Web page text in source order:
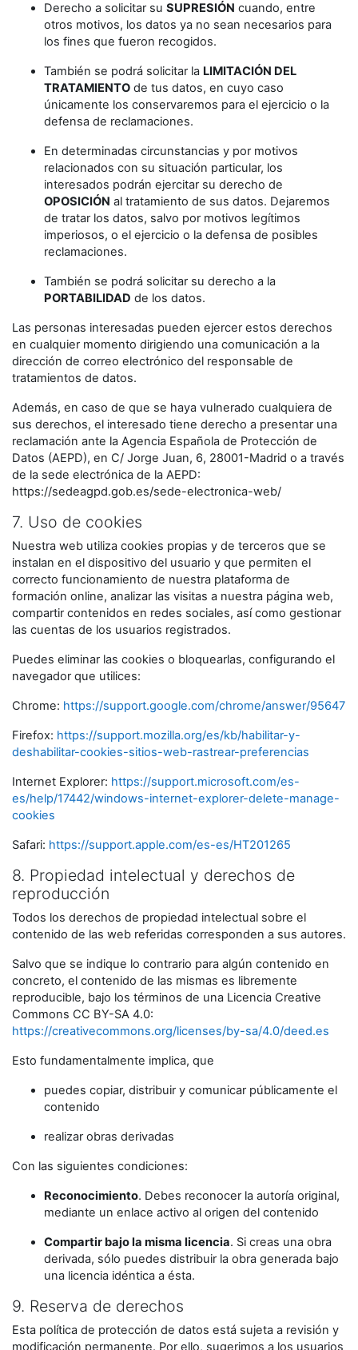
Derecho a solicitar su SUPRESIÓN cuando, entre
otros motivos, los datos ya no sean necesarios para
los fines que fueron recogidos.
También se podrá solicitar la LIMITACIÓN DEL
TRATAMIENTO de tus datos, en cuyo caso
únicamente los conservaremos para el ejercicio o la
defensa de reclamaciones.
En determinadas circunstancias y por motivos
relacionados con su situación particular, los
interesados podrán ejercitar su derecho de
OPOSICIÓN al tratamiento de sus datos. Dejaremos
de tratar los datos, salvo por motivos legítimos
imperiosos, o el ejercicio o la defensa de posibles
reclamaciones.
También se podrá solicitar su derecho a la
PORTABILIDAD de los datos.
Las personas interesadas pueden ejercer estos derechos
en cualquier momento dirigiendo una comunicación a la
dirección de correo electrónico del responsable de
tratamientos de datos.
Además, en caso de que se haya vulnerado cualquiera de
sus derechos, el interesado tiene derecho a presentar una
reclamación ante la Agencia Española de Protección de
Datos (AEPD), en C/ Jorge Juan, 6, 28001-Madrid o a través
de la sede electrónica de la AEPD:
https://sedeagpd.gob.es/sede-electronica-web/
7. Uso de cookies
Nuestra web utiliza cookies propias y de terceros que se
instalan en el dispositivo del usuario y que permiten el
correcto funcionamiento de nuestra plataforma de
formación online, analizar las visitas a nuestra página web,
compartir contenidos en redes sociales, así como gestionar
las cuentas de los usuarios registrados.
Puedes eliminar las cookies o bloquearlas, configurando el
navegador que utilices:
Chrome: https://support.google.com/chrome/answer/95647
Firefox: https://support.mozilla.org/es/kb/habilitar-y-
deshabilitar-cookies-sitios-web-rastrear-preferencias
Internet Explorer: https://support.microsoft.com/es-
es/help/17442/windows-internet-explorer-delete-manage-
cookies
Safari: https://support.apple.com/es-es/HT201265
8. Propiedad intelectual y derechos de
reproducción
Todos los derechos de propiedad intelectual sobre el
contenido de las web referidas corresponden a sus autores.
Salvo que se indique lo contrario para algún contenido en
concreto, el contenido de las mismas es libremente
reproducible, bajo los términos de una Licencia Creative
Commons CC BY-SA 4.0:
https://creativecommons.org/licenses/by-sa/4.0/deed.es
Esto fundamentalmente implica, que
puedes copiar, distribuir y comunicar públicamente el
contenido
realizar obras derivadas
Con las siguientes condiciones:
Reconocimiento. Debes reconocer la autoría original,
mediante un enlace activo al origen del contenido
Compartir bajo la misma licencia. Si creas una obra
derivada, sólo puedes distribuir la obra generada bajo
una licencia idéntica a ésta.
9. Reserva de derechos
Esta política de protección de datos está sujeta a revisión y
modificación permanente. Por ello, sugerimos a los usuarios